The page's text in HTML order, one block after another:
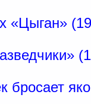
«Цыган»
бросает